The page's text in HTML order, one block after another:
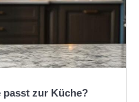
zur Küche?